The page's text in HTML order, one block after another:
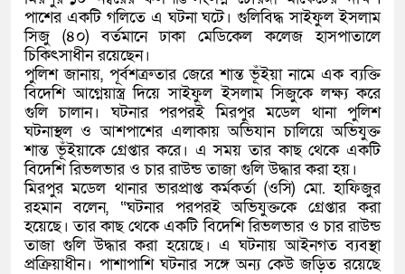
পাশের একটি গলিতে এ ঘটনা ঘটে। গুলিবিদ্ধ সাইফুল ইসলাম
সিজু (৪০) বর্তমানে ঢাকা মেডিকেল কলেজ হাসপাতালে
চিকিৎসাধীন রয়েছেন।
পুলিশ জানায়, পূর্বশত্রুতার জেরে শান্ত ভূঁইয়া নামে এক ব্যক্তি
বিদেশি আগ্নেয়াস্ত্র দিয়ে সাইফুল ইসলাম সিজুকে লক্ষ্য করে
গুলি চালান। ঘটনার পরপরই মিরপুর মডেল থানা পুলিশ
ঘটনাস্থল ও আশপাশের এলাকায় অভিযান চালিয়ে অভিযুক্ত
শান্ত ভূঁইয়াকে গ্রেপ্তার করে। এ সময় তার কাছ থেকে একটি
বিদেশি রিভলভার ও চার রাউন্ড তাজা গুলি উদ্ধার করা হয়।
মিরপুর মডেল থানার ভারপ্রাপ্ত কর্মকর্তা (ওসি) মো. হাফিজুর
রহমান বলেন, “ঘটনার পরপরই অভিযুক্তকে গ্রেপ্তার করা
হয়েছে। তার কাছ থেকে একটি বিদেশি রিভলভার ও চার রাউন্ড
তাজা গুলি উদ্ধার করা হয়েছে। এ ঘটনায় আইনগত ব্যবস্থা
প্রক্রিয়াধীন। পাশাপাশি ঘটনার সঙ্গে অন্য কেউ জড়িত রয়েছে